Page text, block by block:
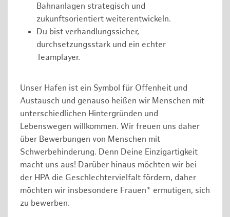
Bahnanlagen strategisch und
zukunftsorientiert weiterentwickeln.
Du bist verhandlungssicher,
durchsetzungsstark und ein echter
Teamplayer.
Unser Hafen ist ein Symbol für Offenheit und
Austausch und genauso heißen wir Menschen mit
unterschiedlichen Hintergründen und
Lebenswegen willkommen. Wir freuen uns daher
über Bewerbungen von Menschen mit
Schwerbehinderung. Denn Deine Einzigartigkeit
macht uns aus! Darüber hinaus möchten wir bei
der HPA die Geschlechtervielfalt fördern, daher
möchten wir insbesondere Frauen* ermutigen, sich
zu bewerben.